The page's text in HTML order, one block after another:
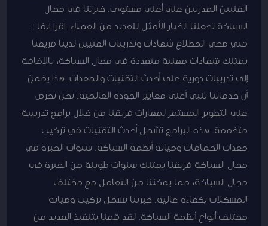
الفنيين المدربين على أعلى مستوى. خبرتنا في مجال
السباكة تجعلنا الخيار الأمثل للعديد من العملاء. اقرا ايضا :
فني صحي المطلاع شهادات وتدريبات الفنيين لدينا فريقنا
يمتلك شهادات مهنية متعددة في مجال السباكة، بالإضافة
إلى تدريبات دورية على أحدث التقنيات والمعدات. هذا يضمن
أن خدماتنا تلبي أعلى معايير الجودة العالمية. نحن نحرص
على التطوير المستمر لمهارات فريقنا من خلال برامج تدريبية
متخصصة. هذه البرامج تشمل أحدث التقنيات في تركيب
معدات الحمامات وصيانة أنظمة السباكة. سنوات الخبرة في
مجال السباكة فريقنا يمتلك سنوات طويلة من الخبرة في
مجال السباكة، مما يمكننا من التعامل مع مختلف
المشكلات بكفاءة عالية. خبرتنا تشمل تركيب وصيانة
مختلف أنواع أنظمة السباكة. لقد قمنا بتنفيذ العديد من